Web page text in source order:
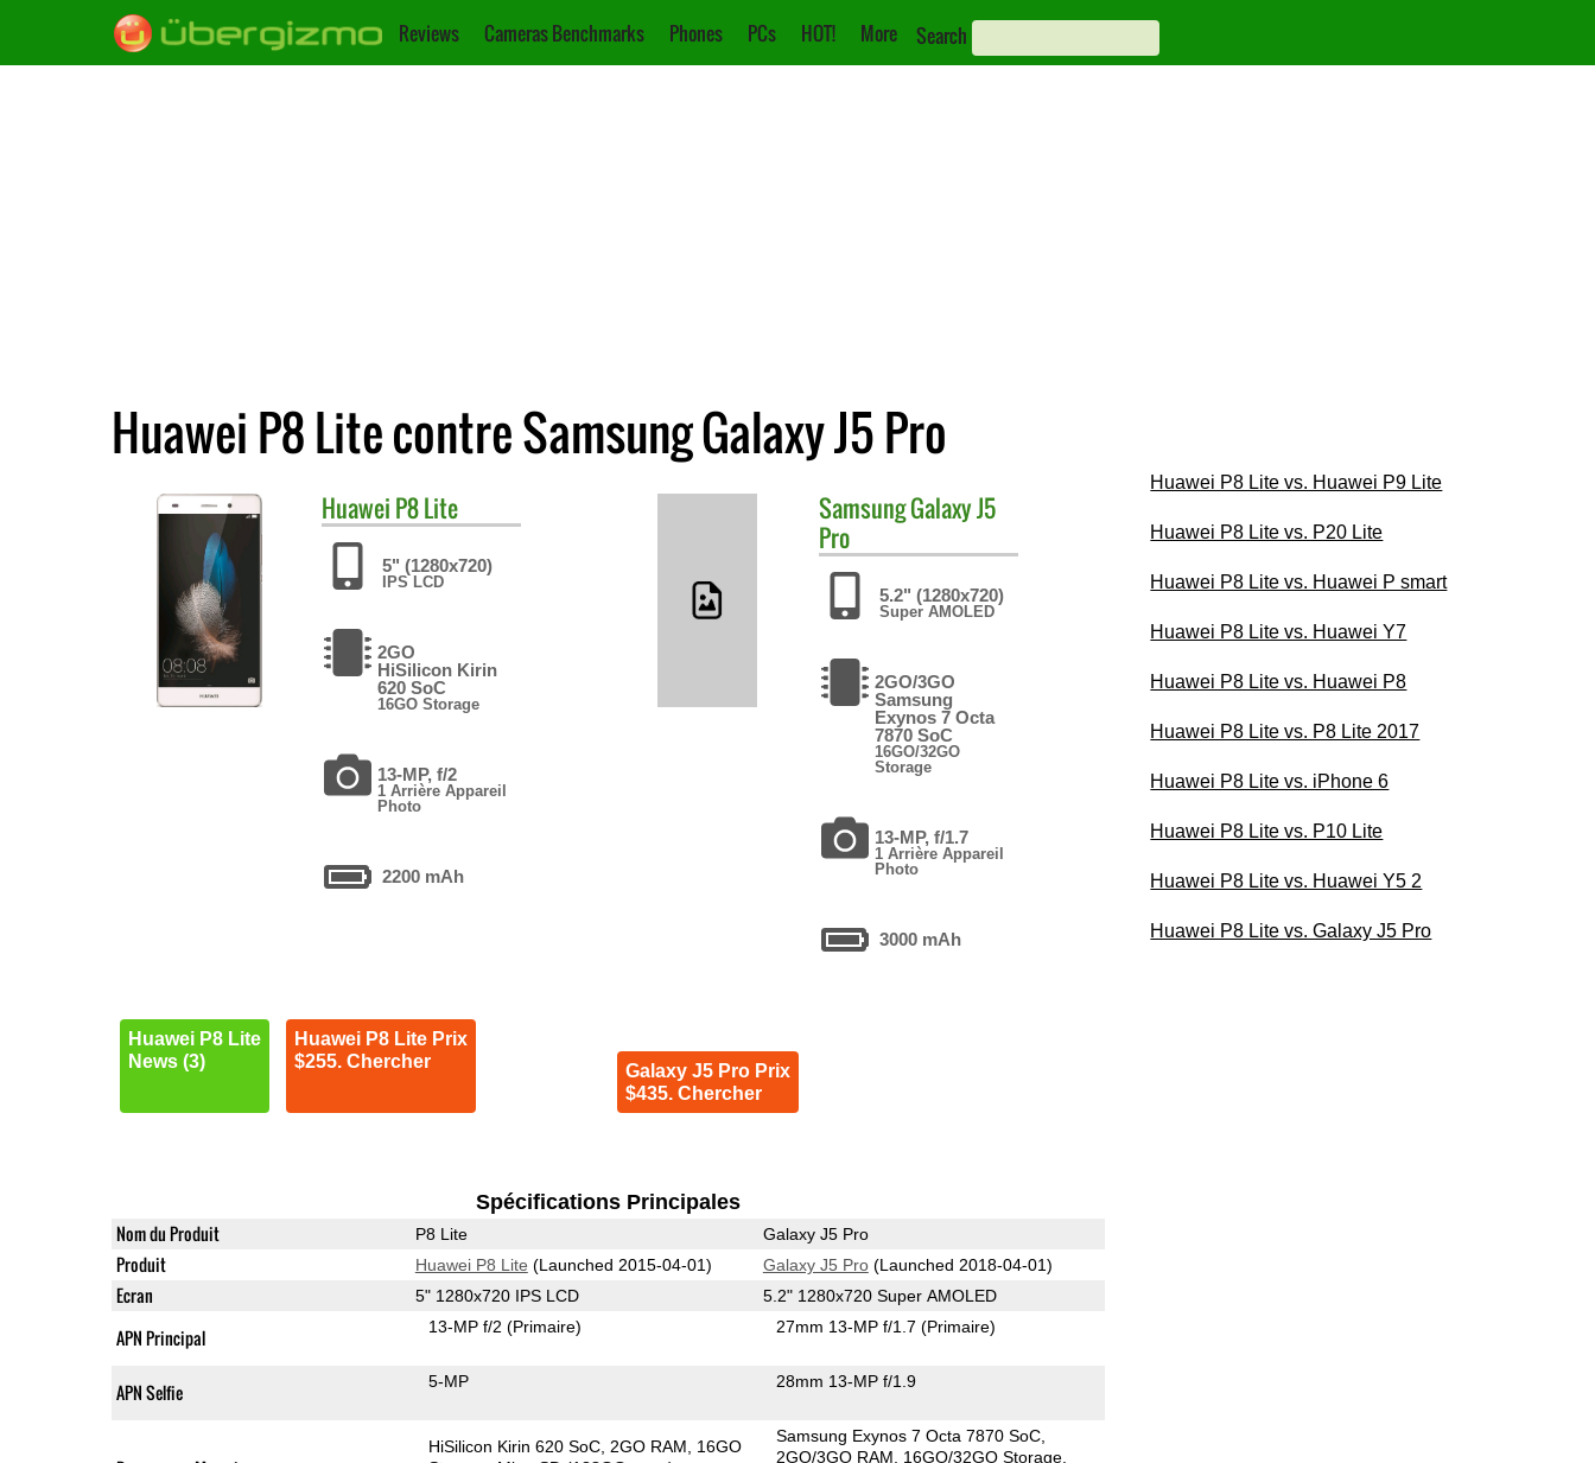
Reviews Cameras Benchmarks Phones PCs HOT! More Search
Huawei P8 Lite contre Samsung Galaxy J5 Pro
Huawei P8 Lite
5" (1280x720)
IPS LCD
2GO
HiSilicon Kirin
620 SoC
16GO Storage
13-MP, f/2
1 Arrière Appareil
Photo
2200 mAh
Huawei P8 Lite
News (3)
Huawei P8 Lite Prix
$255. Chercher
SamsungGalaxy J5
Pro
5.2" (1280x720)
Super AMOLED
2GO/3GO
Samsung
Exynos 7 Octa
7870 SoC
16GO/32GO
Storage
13-MP, f/1.7
1 Arrière Appareil
Photo
3000 mAh
Galaxy J5 Pro Prix
$435. Chercher
Spécifications Principales
Nom du Produit P8 Lite Galaxy J5 Pro
Produit Huawei P8 Lite (Launched 2015-04-01) Galaxy J5 Pro(Launched 2018-04-01)
Ecran 5" 1280x720 IPS LCD 5.2" 1280x720 Super AMOLED
APN Principal 13-MP f/2(Primaire) 27mm 13-MP f/1.7(Primaire)
APN Selfie 5-MP 28mm 13-MP f/1.9
HiSilicon Kirin 620 SoC 2GO RAM
16GO
Samsung Exynos 7 Octa 7870 SoC
2GO/3GO RAM
16GO/32GO Storage
Huawei P8 Lite vs. Huawei P9 Lite
Huawei P8 Lite vs. P20 Lite
Huawei P8 Lite vs. Huawei P smart
Huawei P8 Lite vs. Huawei Y7
Huawei P8 Lite vs. Huawei P8
Huawei P8 Lite vs. P8 Lite 2017
Huawei P8 Lite vs. iPhone 6
Huawei P8 Lite vs. P10 Lite
Huawei P8 Lite vs. Huawei Y5 2
Huawei P8 Lite vs. Galaxy J5 Pro